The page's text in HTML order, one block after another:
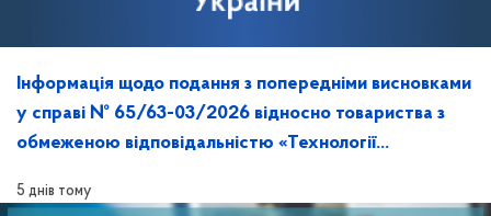
Інформація щодо подання з попередніми висновками
у справі № 65/63-03/2026 відносно товариства з
обмеженою відповідальністю «Технології
5 днів тому